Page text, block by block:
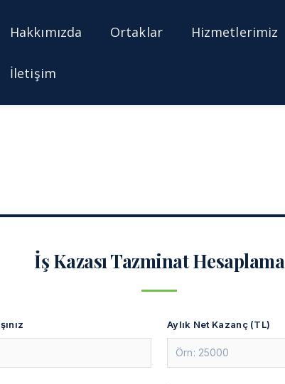
Hakkımızda Ortaklar Hizmetlerimiz
İletişim
İş Kazası Tazminat Hesaplama
Aylık Net Kazanç (TL)